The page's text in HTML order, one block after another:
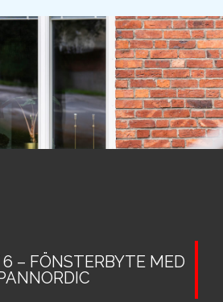
– FÖNSTERBYTE MED